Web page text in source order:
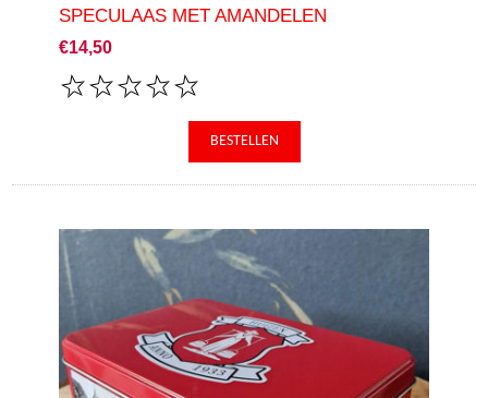
SPECULAAS MET AMANDELEN
€14,50